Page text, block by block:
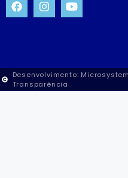
Desenvolvimento:
Transparência